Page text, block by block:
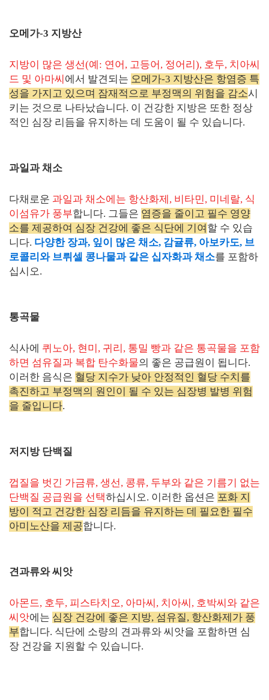
오메가-3 지방산
지방이 많은 생선(예: 연어, 고등어, 정어리), 호두, 치아씨
드 및 아마씨 에서 발견되는 오메가-3 지방산은 항염증 특
성을 가지고 있으며 잠재적으로 부정맥의 위험을 감소시
키는 것으로 나타났습니다. 이 건강한 지방은 또한 정상
적인 심장 리듬을 유지하는 데 도움이 될 수 있습니다.
과일과 채소
다채로운 과일과 채소에는 항산화제, 비타민, 미네랄, 식
이섬유가 풍부합니다. 그들은 염증을 줄이고 필수 영양
소를 제공하여 심장 건강에 좋은 식단에 기여 할 수 있습
니다. 다양한 장과, 잎이 많은 채소, 감귤류, 아보카도, 브
로콜리와 브뤼셀 콩나물과 같은 십자화과 채소를 포함하
십시오.
통곡물
식사에 퀴노아, 현미, 귀리, 통밀 빵과 같은 통곡물을 포함
하면 섬유질과 복합 탄수화물의 좋은 공급원이 됩니다.
이러한 음식은 혈당 지수가 낮아 안정적인 혈당 수치를
촉진하고 부정맥의 원인이 될 수 있는 심장병 발병 위험
을 줄입니다.
저지방 단백질
껍질을 벗긴 가금류, 생선, 콩류, 두부와 같은 기름기 없는
단백질 공급원을 선택하십시오. 이러한 옵션은 포화 지
방이 적고 건강한 심장 리듬을 유지하는 데 필요한 필수
아미노산을 제공합니다.
견과류와 씨앗
아몬드, 호두, 피스타치오, 아마씨, 치아씨, 호박씨와 같은
씨앗에는 심장 건강에 좋은 지방, 섬유질, 항산화제가 풍
부합니다. 식단에 소량의 견과류와 씨앗을 포함하면 심
장 건강을 지원할 수 있습니다.